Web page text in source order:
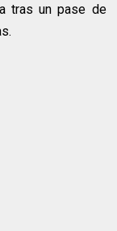
tras un pase de